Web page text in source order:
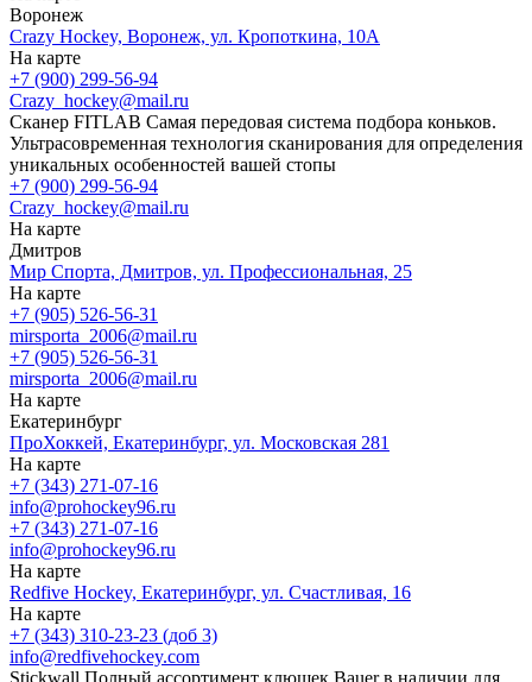
Воронеж
Crazy Hockey, Воронеж, ул. Кропоткина, 10А
На карте
+7 (900) 299-56-94
Crazy_hockey@mail.ru
Сканер FITLAB Самая передовая система подбора коньков.
Ультрасовременная технология сканирования для определения
уникальных особенностей вашей стопы
+7 (900) 299-56-94
Crazy_hockey@mail.ru
На карте
Дмитров
Мир Спорта, Дмитров, ул. Профессиональная, 25
На карте
+7 (905) 526-56-31
mirsporta_2006@mail.ru
+7 (905) 526-56-31
mirsporta_2006@mail.ru
На карте
Екатеринбург
ПроХоккей, Екатеринбург, ул. Московская 281
На карте
+7 (343) 271-07-16
info@prohockey96.ru
+7 (343) 271-07-16
info@prohockey96.ru
На карте
Redfive Hockey, Екатеринбург, ул. Счастливая, 16
На карте
+7 (343) 310-23-23 (доб 3)
info@redfivehockey.com